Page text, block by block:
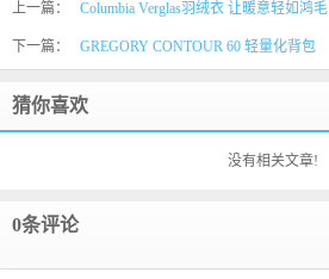
上一篇： Columbia Verglas羽绒衣 让暖意轻如鸿毛
下一篇： GREGORY CONTOUR 60 轻量化背包
猜你喜欢
没有相关文章!
0条评论